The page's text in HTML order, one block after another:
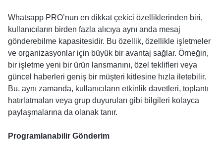
Whatsapp PRO’nun en dikkat çekici özelliklerinden biri,
kullanıcıların birden fazla alıcıya aynı anda mesaj
gönderebilme kapasitesidir. Bu özellik, özellikle işletmeler
ve organizasyonlar için büyük bir avantaj sağlar. Örneğin,
bir işletme yeni bir ürün lansmanını, özel teklifleri veya
güncel haberleri geniş bir müşteri kitlesine hızla iletebilir.
Bu, aynı zamanda, kullanıcıların etkinlik davetleri, toplantı
hatırlatmaları veya grup duyuruları gibi bilgileri kolayca
paylaşmalarına da olanak tanır.
Programlanabilir Gönderim